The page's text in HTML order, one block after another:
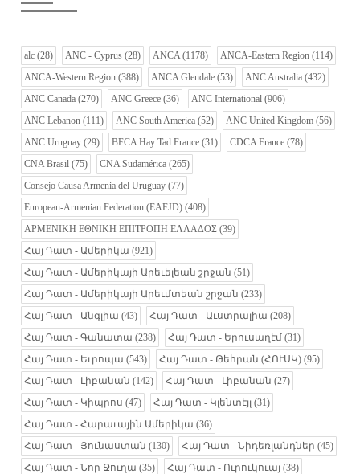
alc (28) ANC - Cyprus (28) ANCA(1178) ANCA-Eastern Region (114)
ANCA-Western Region (388) ANCA Glendale (53) ANC Australia (432)
ANC Canada (270) ANC Greece (36) ANC International (906)
ANC Lebanon (111) ANC South America (52) ANC United Kingdom (56)
ANC Uruguay (29) BFCA Hay Tad France (31) CDCA France (78)
CNA Brasil (75) CNA Sudamérica (265)
Consejo Causa Armenia del Uruguay (77)
European-Armenian Federation (EAFJD) (408)
ΑΡΜΕΝΙΚΗ ΕΘΝΙΚΗ ΕΠΙΤΡΟΠΗ ΕΛΛΑΔΟΣ (39)
Հայ Դատ - Ամերիկա (921)
Հայ Դատ - Ամերիկայի Արեւելեան շրջան (51)
Հայ Դատ - Ամերիկայի Արեւմտեան շրջան (233)
Հայ Դատ - Անգլիա (43) Հայ Դատ - Աւստրալիա (208)
Հայ Դատ - Գանատա (238) Հայ Դատ - Երուսաղէմ (31)
Հայ Դատ - Եւրոպա (543) Հայ Դատ - Թեհրան (ՀՈՒՍԿ) (95)
Հայ Դատ - Լիբանան (142) Հայ Դատ - Լիբանան (27)
Հայ Դատ - Կիպրոս (47) Հայ Դատ - Կլենտէյլ (31)
Հայ Դատ - Հարաւային Ամերիկա (36)
Հայ Դատ - Յունաստան (130) Հայ Դատ - Նիդեռլանդներ (45)
Հայ Դատ - Նոր Ջուղա (35) Հայ Դատ - Ուրուկուայ (38)